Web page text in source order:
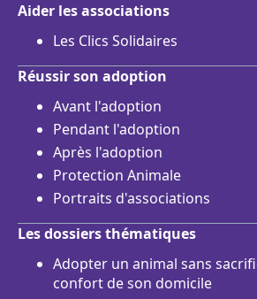
Aider les associations
Les Clics Solidaires
Réussir son adoption
Avant l'adoption
Pendant l'adoption
Après l'adoption
Protection Animale
Portraits d'associations
Les dossiers thématiques
Adopter un animal sans
confort de son domicile